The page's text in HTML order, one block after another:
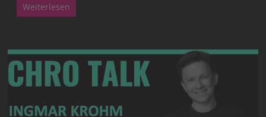
Weiterlesen